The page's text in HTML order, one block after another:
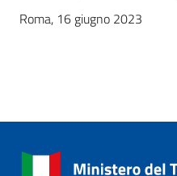
Roma, 16 giugno 2023